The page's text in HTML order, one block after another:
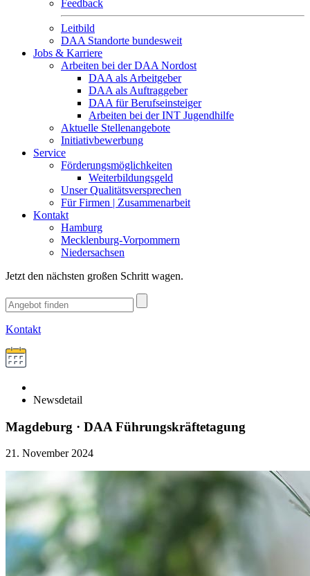
Feedback
Leitbild
DAA Standorte bundesweit
Jobs & Karriere
Arbeiten bei der DAA Nordost
DAA als Arbeitgeber
DAA als Auftraggeber
DAA für Berufseinsteiger
Arbeiten bei der INT Jugendhilfe
Aktuelle Stellenangebote
Initiativbewerbung
Service
Förderungsmöglichkeiten
Weiterbildungsgeld
Unser Qualitätsversprechen
Für Firmen | Zusammenarbeit
Kontakt
Hamburg
Mecklenburg-Vorpommern
Niedersachsen
Jetzt den nächsten großen Schritt wagen.
Kontakt
Newsdetail
Magdeburg · DAA Führungskräftetagung
21. November 2024